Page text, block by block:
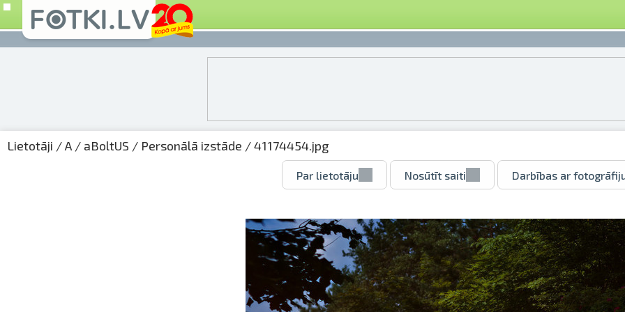
Lietotāji /A / aBoltUS / Personālā izstāde / 41174454.jpg
Par lietotāju Nosūtīt saiti Darbības ar